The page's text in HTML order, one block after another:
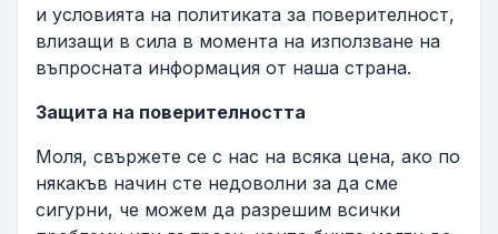
и условията на политиката за поверителност,
влизащи в сила в момента на използване на
въпросната информация от наша страна.
Защита на поверителността
Моля, свържете се с нас на всяка цена, ако по
някакъв начин сте недоволни за да сме
сигурни, че можем да разрешим всички